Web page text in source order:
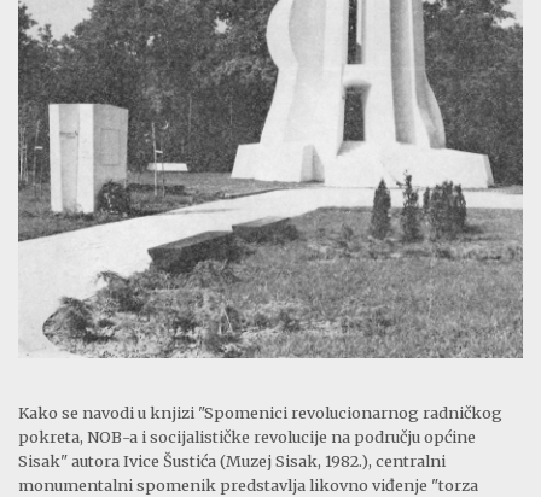
Kako se navodi u knjizi "Spomenici revolucionarnog radničkog
pokreta, NOB-a i socijalističke revolucije na području općine
Sisak" autora Ivice Šustića (Muzej Sisak, 1982.), centralni
monumentalni spomenik predstavlja likovno viđenje "torza